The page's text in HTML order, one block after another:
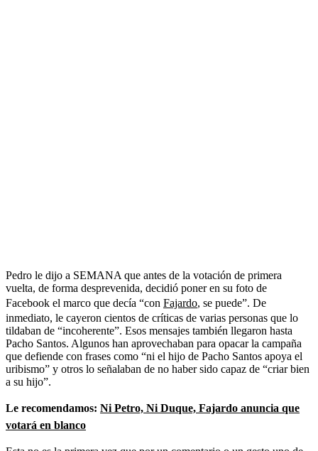
Pedro le dijo a SEMANA que antes de la votación de primera
vuelta, de forma desprevenida, decidió poner en su foto de
Facebook el marco que decía “con Fajardo, se puede”. De
inmediato, le cayeron cientos de críticas de varias personas que lo
tildaban de “incoherente”. Esos mensajes también llegaron hasta
Pacho Santos. Algunos han aprovechaban para opacar la campaña
que defiende con frases como “ni el hijo de Pacho Santos apoya el
uribismo” y otros lo señalaban de no haber sido capaz de “criar bien
a su hijo”.
Le recomendamos: Ni Petro, Ni Duque, Fajardo anuncia que
votará en blanco